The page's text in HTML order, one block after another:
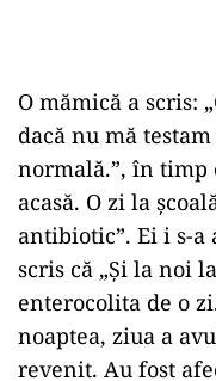
O mămică a scris:
dacă nu mă
normală.”, în timp
acasă. O zi la
antibiotic”. Ei i s-
scris că „Și la noi
enterocolita de o
noaptea, ziua a
revenit. Au fost